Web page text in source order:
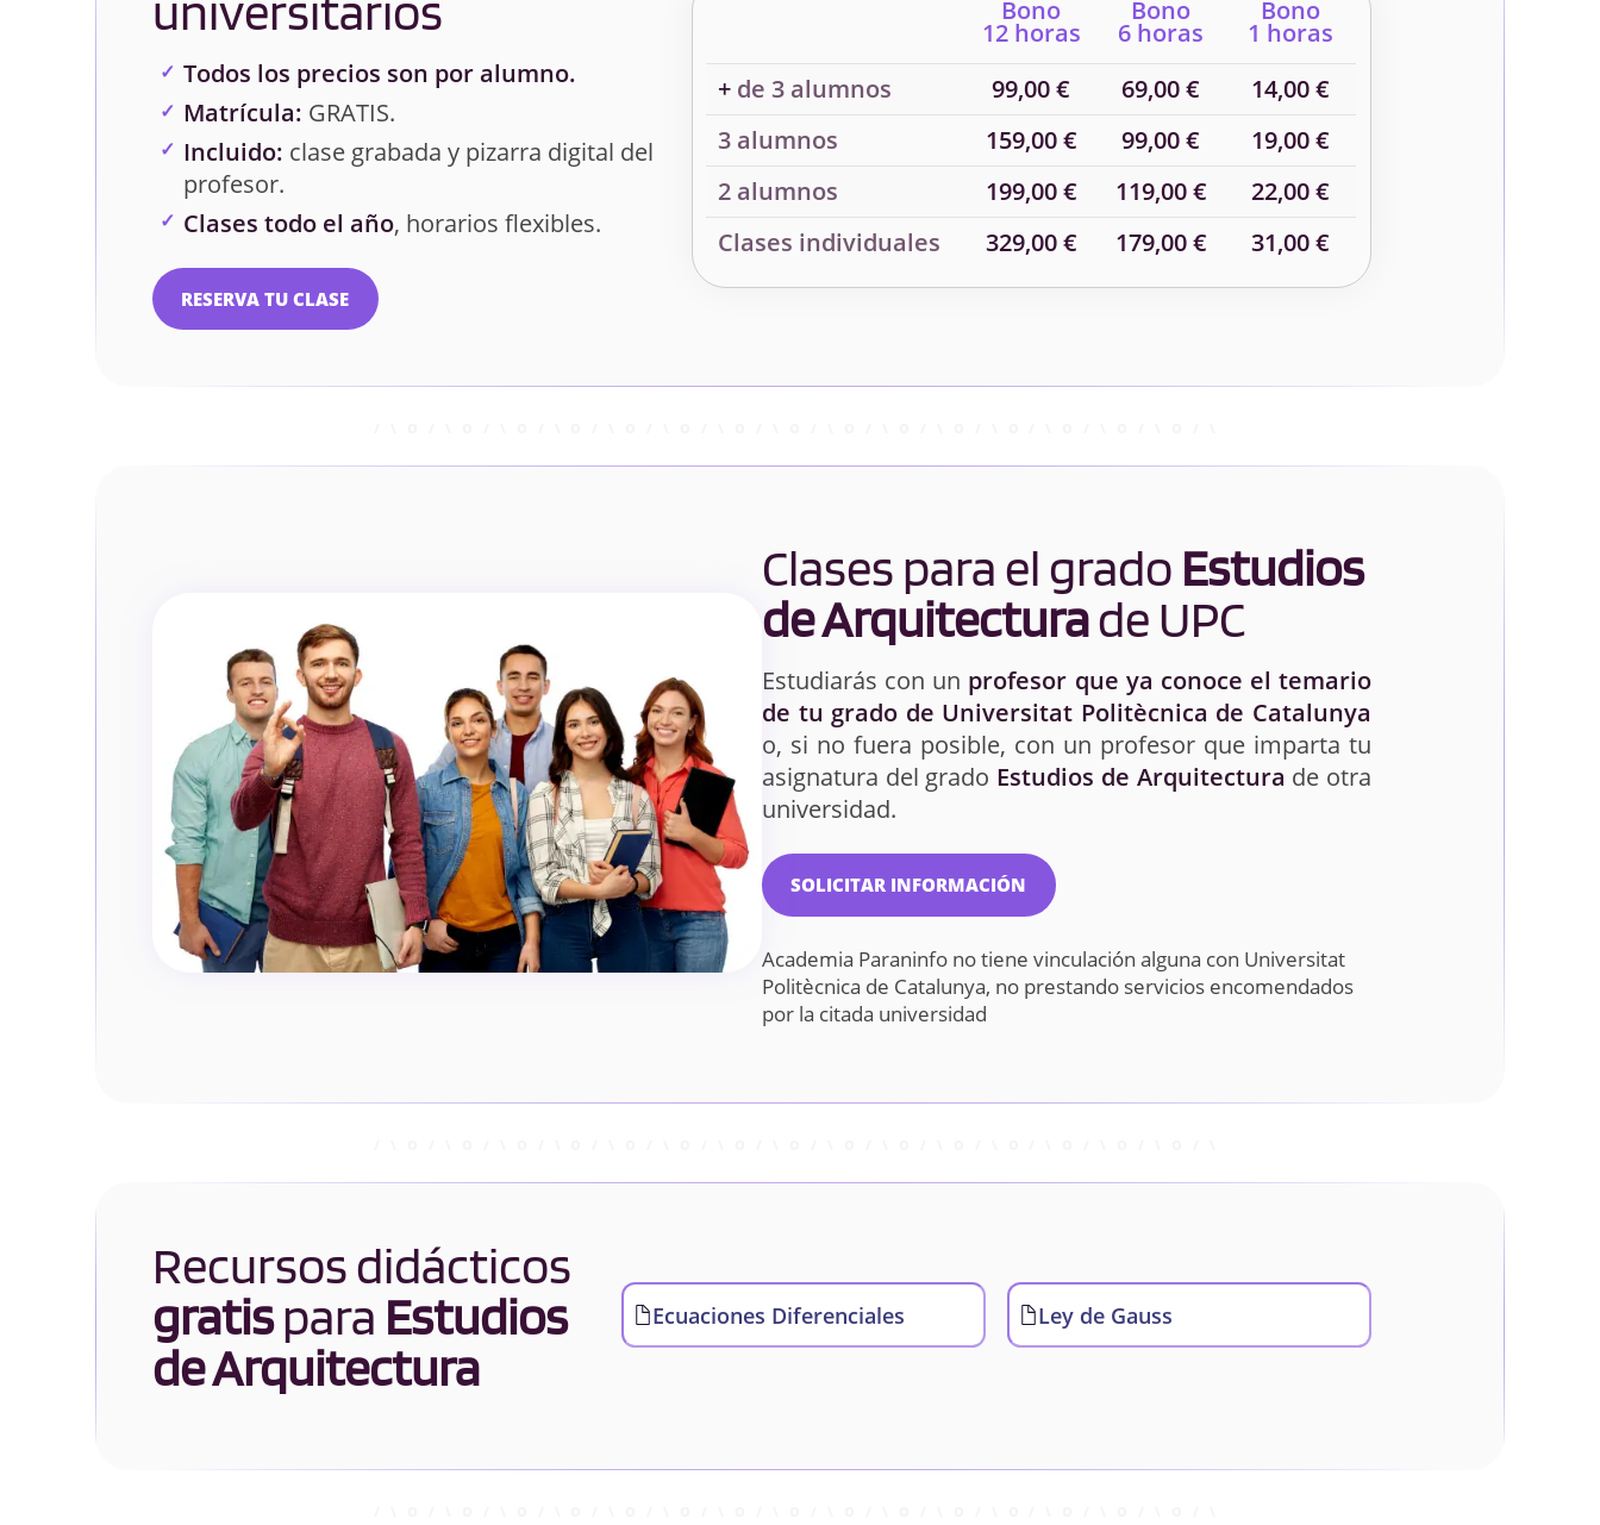
Todos los precios son por alumno.
Matrícula: GRATIS.
Incluido: clase grabada y pizarra digital del
profesor.
Clases todo el año, horarios flexibles.
RESERVA TU CLASE
Bono
12 horas
Bono
6 horas
Bono
1 horas
+de 3 alumnos 99,00 € 69,00 €
14,00 €
3 alumnos
159,00 € 99,00 €
19,00 €
2 alumnos
199,00 € 119,00 €
22,00 €
Clases individuales
329,00 € 179,00 € 31,00 €
Clases para el grado Estudios
de Arquitecturade UPC
Estudiarás con un profesor que ya conoce el temario
de tu grado de Universitat Politècnica de Catalunya
o, si no fuera posible, con un profesor que imparta tu
asignatura del grado Estudios de Arquitectura de otra
universidad.
SOLICITAR INFORMACIÓN
Academia Paraninfo no tiene vinculación alguna con Universitat
Politècnica de Catalunya, no prestando servicios encomendados
por la citada universidad
Recursos didácticos
gratispara Estudios
de Arquitectura
Ecuaciones Diferenciales Ley de Gauss